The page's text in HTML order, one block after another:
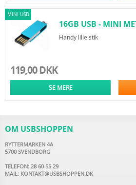
MINI USB
16GB USB - MINI
Handy lille stik
119,00 DKK
SE MERE
OM USBSHOPPEN
RYTTERMARKEN 4A
5700 SVENDBORG
TELEFON: 28 60 55 29
MAIL: KONTAKT@USBSHOPPEN.DK